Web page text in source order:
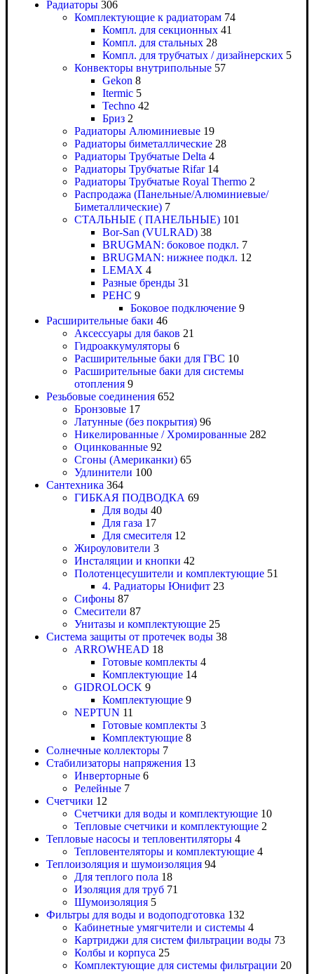
Радиаторы 306
Комплектующие к радиаторам 74
Компл. для секционных 41
Компл. для стальных 28
Компл. для трубчатых / дизайнерских 5
Конвекторы внутрипольные 57
Gekon 8
Itermic 5
Techno 42
Бриз 2
Радиаторы Алюминиевые 19
Радиаторы биметаллические 28
Радиаторы Трубчатые Delta 4
Радиаторы Трубчатые Rifar 14
Радиаторы Трубчатые Royal Thermo 2
Распродажа (Панельные/Алюминиевые/
Биметаллические) 7
СТАЛЬНЫЕ ( ПАНЕЛЬНЫЕ) 101
Bor-San (VULRAD) 38
BRUGMAN: боковое подкл. 7
BRUGMAN: нижнее подкл. 12
LEMAX 4
Разные бренды 31
РЕНС 9
Боковое подключение 9
Расширительные баки 46
Аксессуары для баков 21
Гидроаккумуляторы 6
Расширительные баки для ГВС 10
Расширительные баки для системы
отопления 9
Резьбовые соединения 652
Бронзовые 17
Латунные (без покрытия) 96
Никелированные / Хромированные 282
Оцинкованные 92
Сгоны (Американки) 65
Удлинители 100
Сантехника 364
ГИБКАЯ ПОДВОДКА 69
Для воды 40
Для газа 17
Для смесителя 12
Жироуловители 3
Инсталяции и кнопки 42
Полотенцесушители и комплектующие 51
4. Радиаторы Юнифит 23
Сифоны 87
Смесители 87
Унитазы и комплектующие 25
Система защиты от протечек воды 38
ARROWHEAD 18
Готовые комплекты 4
Комплектующие 14
GIDROLOCK 9
Комплектующие 9
NEPTUN 11
Готовые комплекты 3
Комплектующие 8
Солнечные коллекторы 7
Стабилизаторы напряжения 13
Инверторные 6
Релейные 7
Счетчики 12
Счетчики для воды и комплектующие 10
Тепловые счетчики и комплектующие 2
Тепловые насосы и тепловентиляторы 4
Тепловентеляторы и комплектующие 4
Теплоизоляция и шумоизоляция 94
Для теплого пола 18
Изоляция для труб 71
Шумоизоляция 5
Фильтры для воды и водоподготовка 132
Кабинетные умягчители и системы 4
Картриджи для систем фильтрации воды 73
Колбы и корпуса 25
Комплектующие для системы фильтрации 20